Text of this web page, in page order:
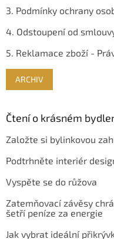
3. Podmínky ochrany
4. Odstoupení od
5. Reklamace zboží -
ARCHIV
Čtení o krásném
Založte si bylinkovou
Podtrhněte interiér
Vyspěte se do růžova
Zatemňovací závěsy
šetří peníze za energie
Jak vybrat ideální